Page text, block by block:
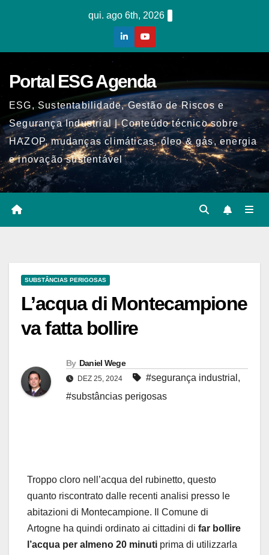
qui. ago 6th, 2026
Portal ESG Agenda
ESG, Sustentabilidade, Gestão de Riscos e
Segurança Industrial | Conteúdo técnico sobre
HAZOP, mudanças climáticas, óleo & gás, energia
e inovação sustentável
SUBSTÂNCIAS PERIGOSAS
L’acqua di Montecampione
va fatta bollire
By Daniel Wege
DEZ 25, 2024 #segurança industrial ,
#substâncias perigosas
Troppo cloro nell’acqua del rubinetto, questo
quanto riscontrato dalle recenti analisi presso le
abitazioni di Montecampione. Il Comune di
Artogne ha quindi ordinato ai cittadini di far bollire
l’acqua per almeno 20 minuti prima di utilizzarla